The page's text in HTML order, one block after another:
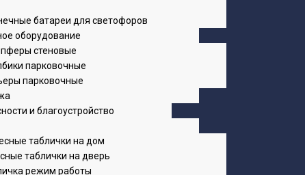
батареи для светофоров
оборудование
стеновые
парковочные
парковочные
и благоустройство
таблички на дом
таблички на дверь
режим работы